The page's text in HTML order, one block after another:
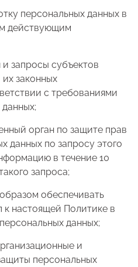
персональных данных в
действующим
запросы субъектов
законных
с требованиями
орган по защите прав
данных по запросу этого
в течение 10
запроса;
обеспечивать
к настоящей Политике в
данных;
и
персональных